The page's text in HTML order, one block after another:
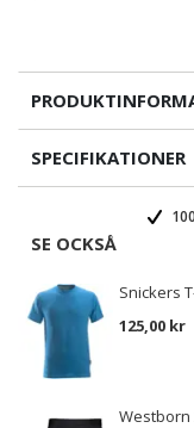
SPECIFIKATIONER
SE OCKSÅ
Snickers
125,00 kr
Westborn